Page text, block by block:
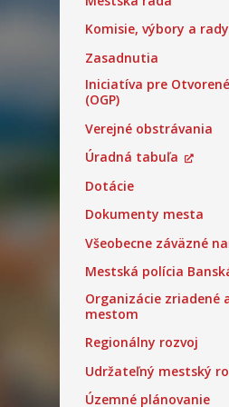
Komisie, výbory a rady
Zasadnutia
Iniciatíva pre
(OGP)
Verejné obstrávania
Úradná tabuľa
Dotácie
Dokumenty mesta
Všeobecne záväzné
Mestská polícia
Organizácie zriadené
mestom
Regionálny rozvoj
Udržateľný mestský
Územné plánovanie